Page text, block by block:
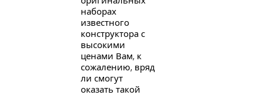
наборах
известного
конструктора с
высокими
ценами Вам, к
сожалению, вряд
ли смогут
оказать такой